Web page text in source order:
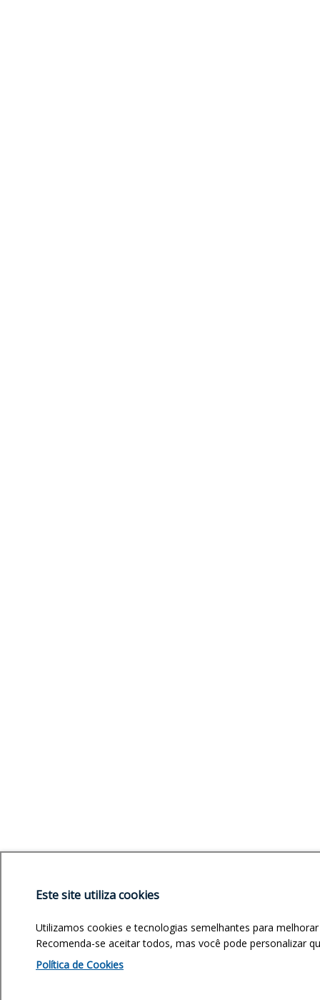
Este site utiliza cookies
Utilizamos cookies e tecnologias semelhantes para
Recomenda-se aceitar todos, mas você pode personalizar
Política de Cookies